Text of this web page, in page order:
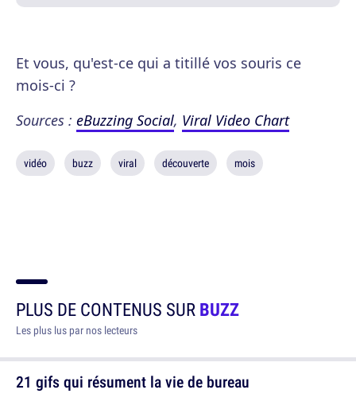
Et vous, qu'est-ce qui a titillé vos souris ce
mois-ci ?
Sources : eBuzzing Social, Viral Video Chart
vidéo buzz viral découverte mois
PLUS DE CONTENUS SURBUZZ
Les plus lus par nos lecteurs
21 gifs qui résument la vie de bureau